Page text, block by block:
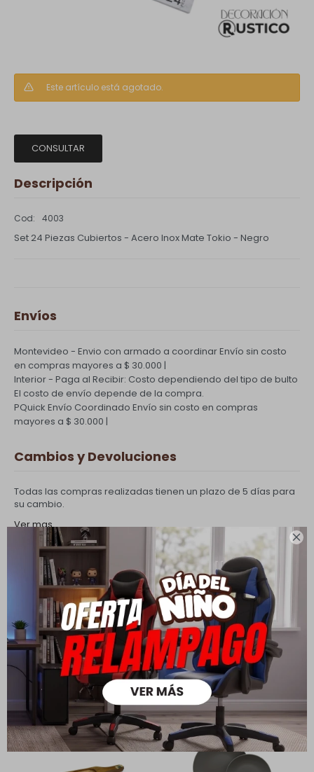

Este artículo está agotado.
CONSULTAR
Descripción
4003
Set 24 Piezas Cubiertos - Acero Inox Mate Tokio - Negro
Envíos
Montevideo - Envio con armado a coordinarEnvío sin costo
en compras mayores a $ 30.000 |
Interior - Paga al Recibir: Costo dependiendo del tipo de bulto
El costo de envío depende de la compra.
PQuick Envío Coordinado Envío sin costo en compras
mayores a $ 30.000 |
Cambios y Devoluciones
Todas las compras realizadas tienen un plazo de 5 días para
su cambio.
Ver mas
Medios de pago
Productos que te pueden interesar